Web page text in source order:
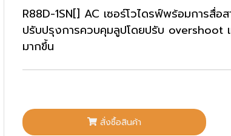
R88D-1SN[] AC เซอร์โวไดรฟ์พร้อมการสื่อ
ปรับปรุงการควบคุมลูปโดยปรับ overshoot
มากขึ้น
สั่งซื้อสินค้า